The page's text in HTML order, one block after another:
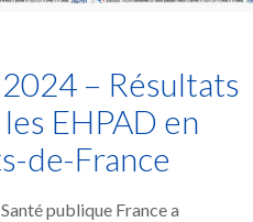
– Résultats
EHPAD en
de-France
publique France a